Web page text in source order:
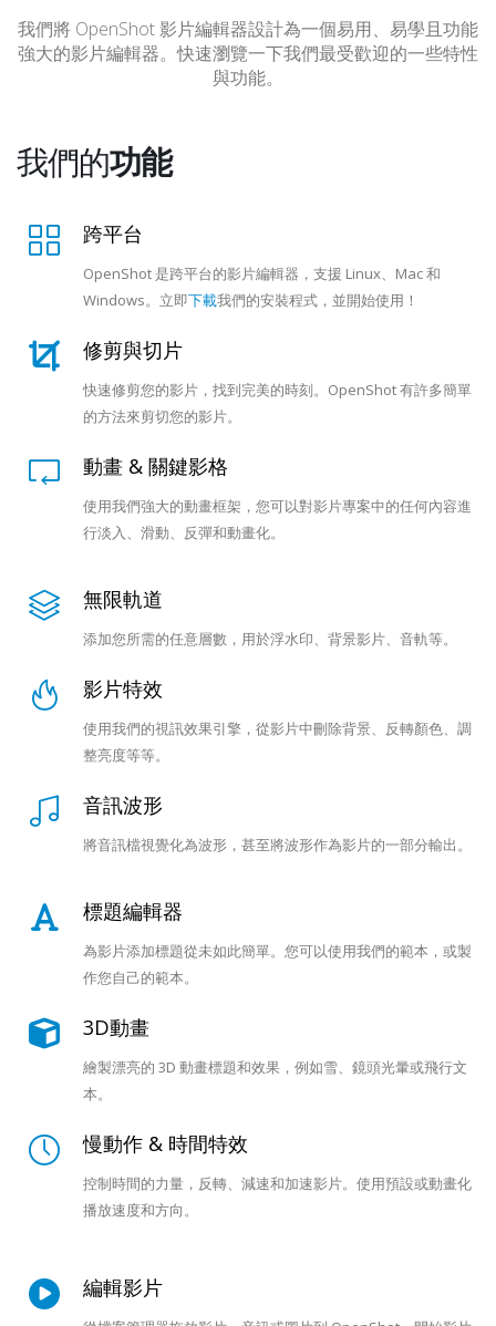
我們將 OpenShot 影片編輯器設計為一個易用、易學且功能
強大的影片編輯器。快速瀏覽一下我們最受歡迎的一些特性
與功能。
我們的功能
跨平台
OpenShot 是跨平台的影片編輯器，支援 Linux、Mac 和
Windows。立即下載我們的安裝程式，並開始使用！
修剪與切片
快速修剪您的影片，找到完美的時刻。OpenShot 有許多簡單
的方法來剪切您的影片。
動畫 & 關鍵影格
使用我們強大的動畫框架，您可以對影片專案中的任何內容進
行淡入、滑動、反彈和動畫化。
無限軌道
添加您所需的任意層數，用於浮水印、背景影片、音軌等。
影片特效
使用我們的視訊效果引擎，從影片中刪除背景、反轉顏色、調
整亮度等等。
音訊波形
將音訊檔視覺化為波形，甚至將波形作為影片的一部分輸出。
標題編輯器
為影片添加標題從未如此簡單。您可以使用我們的範本，或製
作您自己的範本。
3D動畫
繪製漂亮的 3D 動畫標題和效果，例如雪、鏡頭光暈或飛行文
本。
慢動作 & 時間特效
控制時間的力量，反轉、減速和加速影片。使用預設或動畫化
播放速度和方向。
編輯影片